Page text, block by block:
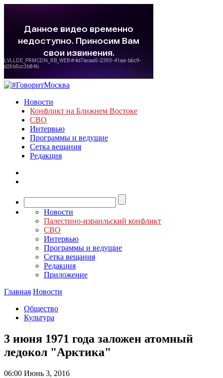
Новости
Конфликт на Ближнем Востоке
СВО
Интервью
Программы и ведущие
Сетка вещания
Редакция
Новости
Палестино-израильский конфликт
СВО
Интервью
Программы и ведущие
Сетка вещания
Редакция
Приложение
Главная Новости
Общество
Культура
3 июня 1971 года заложен атомный
ледокол "Арктика"
06:00 Июнь 3, 2016